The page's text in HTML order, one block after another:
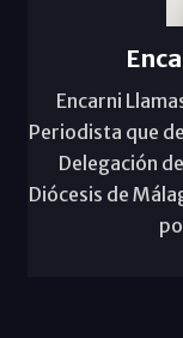
Encarni
Periodista que
Delegación
Diócesis de